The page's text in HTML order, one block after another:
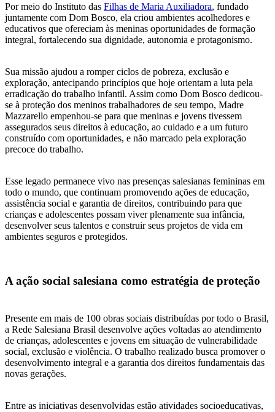
Por meio do Instituto das Filhas de Maria Auxiliadora, fundado
juntamente com Dom Bosco, ela criou ambientes acolhedores e
educativos que ofereciam às meninas oportunidades de formação
integral, fortalecendo sua dignidade, autonomia e protagonismo.
Sua missão ajudou a romper ciclos de pobreza, exclusão e
exploração, antecipando princípios que hoje orientam a luta pela
erradicação do trabalho infantil. Assim como Dom Bosco dedicou-
se à proteção dos meninos trabalhadores de seu tempo, Madre
Mazzarello empenhou-se para que meninas e jovens tivessem
assegurados seus direitos à educação, ao cuidado e a um futuro
construído com oportunidades, e não marcado pela exploração
precoce do trabalho.
Esse legado permanece vivo nas presenças salesianas femininas em
todo o mundo, que continuam promovendo ações de educação,
assistência social e garantia de direitos, contribuindo para que
crianças e adolescentes possam viver plenamente sua infância,
desenvolver seus talentos e construir seus projetos de vida em
ambientes seguros e protegidos.
A ação social salesiana como estratégia de proteção
Presente em mais de 100 obras sociais distribuídas por todo o Brasil,
a Rede Salesiana Brasil desenvolve ações voltadas ao atendimento
de crianças, adolescentes e jovens em situação de vulnerabilidade
social, exclusão e violência. O trabalho realizado busca promover o
desenvolvimento integral e a garantia dos direitos fundamentais das
novas gerações.
Entre as iniciativas desenvolvidas estão atividades socioeducativas,